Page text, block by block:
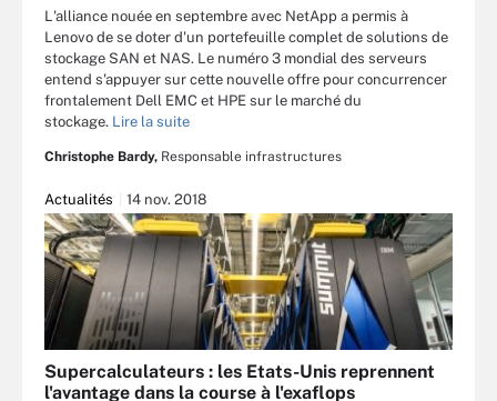
L'alliance nouée en septembre avec NetApp a permis à
Lenovo de se doter d'un portefeuille complet de solutions de
stockage SAN et NAS. Le numéro 3 mondial des serveurs
entend s'appuyer sur cette nouvelle offre pour concurrencer
frontalement Dell EMC et HPE sur le marché du
stockage. Lire la suite
Christophe Bardy, Responsable infrastructures
Actualités 14 nov. 2018
Supercalculateurs : les Etats-Unis reprennent
l'avantage dans la course à l'exaflops